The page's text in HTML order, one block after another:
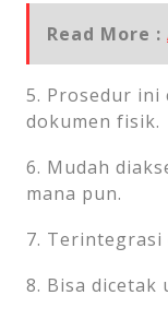
Read More :
5. Prosedur ini
dokumen fisik.
6. Mudah
mana pun.
7. Terintegrasi
8. Bisa